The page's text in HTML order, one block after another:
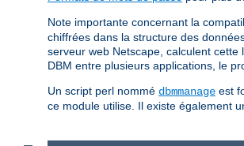
Note importante concernant la
chiffrées dans la structure des
serveur web Netscape, calculent
DBM entre plusieurs applications, le
Un script perl nommé dbmmanage est
ce module utilise. Il existe également